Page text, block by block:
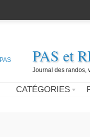
PAS et
Journal des randos,
CATÉGORIES